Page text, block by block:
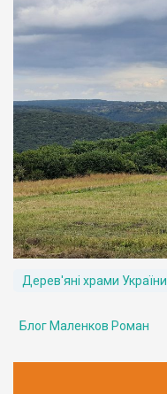
Дерев'яні храми України
Блог Маленков Роман